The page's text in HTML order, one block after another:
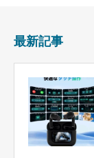
最新記事